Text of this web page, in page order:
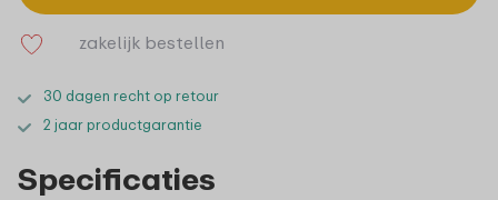
zakelijk bestellen
30 dagen recht op retour
2 jaar productgarantie
Specificaties